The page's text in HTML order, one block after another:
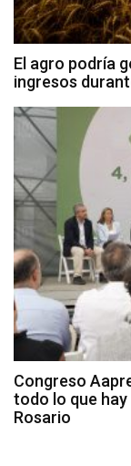
El agro podría
ingresos
Congreso
todo lo que hay
Rosario